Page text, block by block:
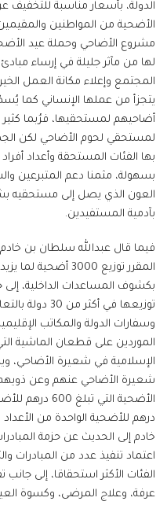
الدولة، بأسعار مناسبة
الأضحية من المواطنين
مشروع الأضاحي وحملة عيد
لها من مآثر جليلة في إرساء
المجتمع وإعلاء مكانة العمل
يتجزأ من عملها الإنساني كما
أضاحيهم لمستحقيها، فرُبما
لمستحقي لحوم الأضاحي لكن
بها الفئات المستحقة وأعداد
بسهولة، مثمنا دعم المتبرعين
العون الذي يصل إلى
بآدمية المستفيدين.
فيما قال عبدالله سلطان بن خادم
توزيعها في
وسفارات الدولة والمكاتب
الموردين على قطعان الماشية
الإسلامية في شعيرة الأضاحي،
شعيرة الأضاحي عنهم وعن ذويهم
درهم للأضحية الواحدة من الأعداد
خادم إلى الحديث عن حزمة
الفئات الأكثر استحقاقا، إلى
عرفة، وعلاج المرضى، وكسوة